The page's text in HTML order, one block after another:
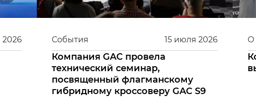
2026 15 июля 2026
События
Компания GAC провела
технический семинар,
посвященный флагманскому
гибридному кроссоверу GAC S9
О